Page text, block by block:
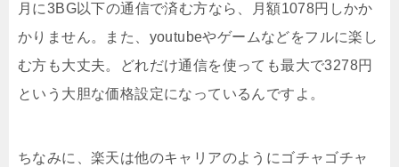
月に3BG以下の通信で済む方なら、月額1078円しかか
かりません。また、youtubeやゲームなどをフルに楽し
む方も大丈夫。どれだけ通信を使っても最大で3278円
という大胆な価格設定になっているんですよ。
ちなみに、楽天は他のキャリアのようにゴチャゴチャ